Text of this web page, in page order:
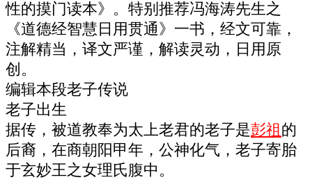
性的摸门读本》。特别推荐冯海涛先生之
《道德经智慧日用贯通》一书，经文可靠，
注解精当，译文严谨，解读灵动，日用原
创。
编辑本段老子传说
老子出生
据传，被道教奉为太上老君的老子是彭祖 的
后裔，在商朝阳甲年，公神化气，老子寄胎
于玄妙王之女理氏腹中。